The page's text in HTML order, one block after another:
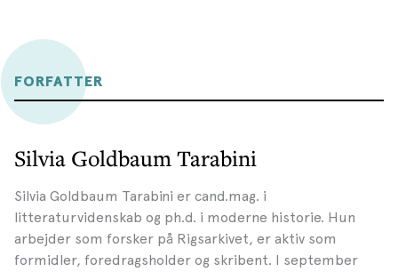
FORFATTER
Silvia Goldbaum Tarabini
Silvia Goldbaum Tarabini er cand.mag. i
litteraturvidenskab og ph.d. i moderne historie. Hun
arbejder som forsker på Rigsarkivet, er aktiv som
formidler, foredragsholder og skribent. I september